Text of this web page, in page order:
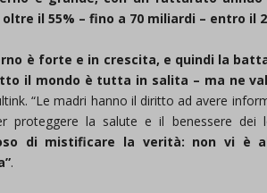
il 55% – fino a 70 miliardi – entro il
è forte e in crescita, e quindi la
il mondo è tutta in salita – ma ne
“Le madri hanno il diritto ad avere
proteggere la salute e il benessere dei
di mistificare la verità: non vi è
.